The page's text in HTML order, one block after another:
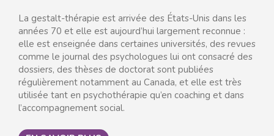
La gestalt-thérapie est arrivée des États-Unis dans les
années 70 et elle est aujourd’hui largement reconnue :
elle est enseignée dans certaines universités, des revues
comme le journal des psychologues lui ont consacré des
dossiers, des thèses de doctorat sont publiées
régulièrement notamment au Canada, et elle est très
utilisée tant en psychothérapie qu’en coaching et dans
l’accompagnement social.